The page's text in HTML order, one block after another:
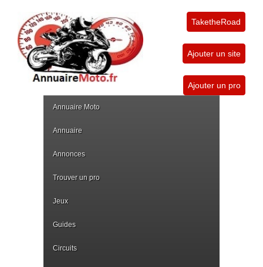
TaketheRoad
Ajouter un site
Ajouter un pro
Annuaire Moto
Annuaire
Annonces
Trouver un pro
Jeux
Guides
Circuits